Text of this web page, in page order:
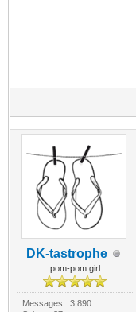
DK-tastrophe
pom-pom girl
Messages : 3 890